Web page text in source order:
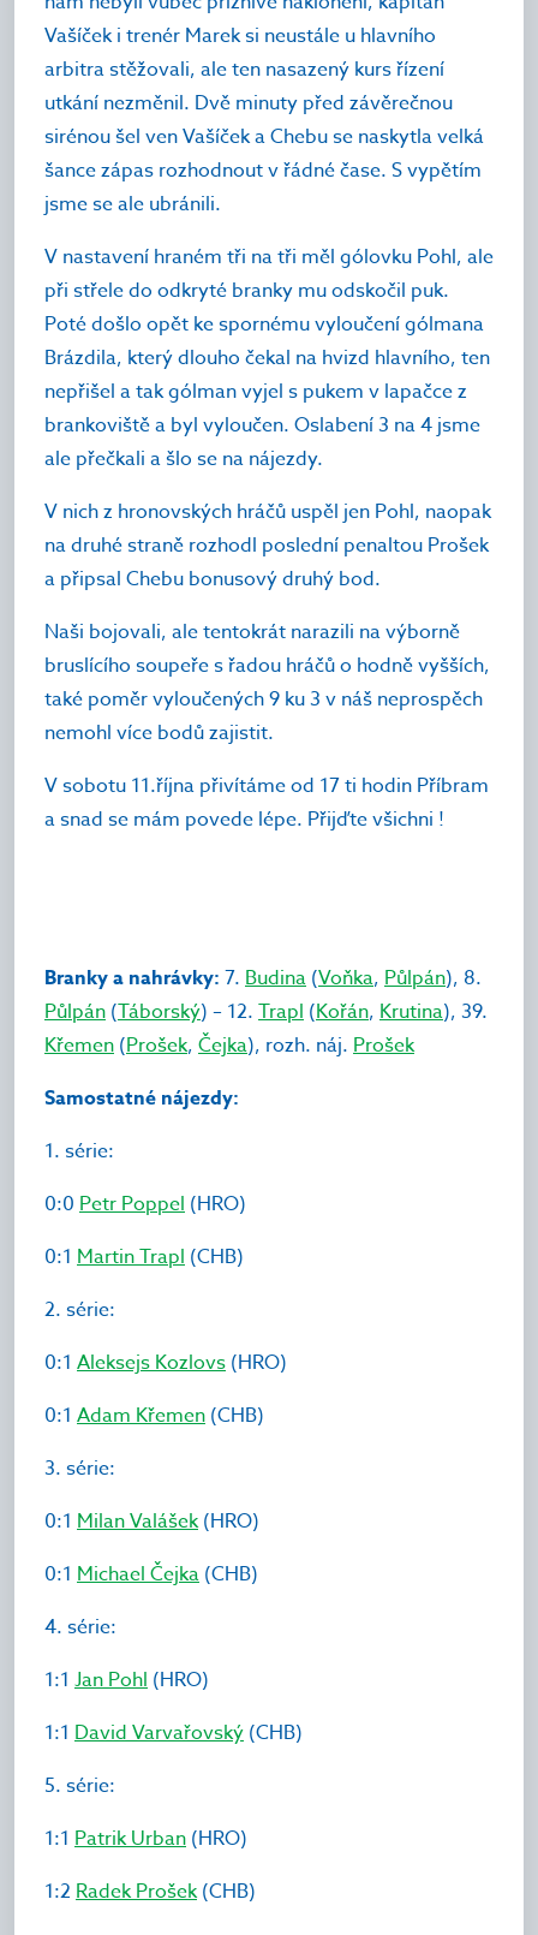
Vašíček i trenér Marek si neustále u hlavního
arbitra stěžovali, ale ten nasazený kurs řízení
utkání nezměnil. Dvě minuty před závěrečnou
sirénou šel ven Vašíček a Chebu se naskytla velká
šance zápas rozhodnout v řádné čase. S vypětím
jsme se ale ubránili.
V nastavení hraném tři na tři měl gólovku Pohl, ale
při střele do odkryté branky mu odskočil puk.
Poté došlo opět ke spornému vyloučení gólmana
Brázdila, který dlouho čekal na hvizd hlavního, ten
nepřišel a tak gólman vyjel s pukem v lapačce z
brankoviště a byl vyloučen. Oslabení 3 na 4 jsme
ale přečkali a šlo se na nájezdy.
V nich z hronovských hráčů uspěl jen Pohl, naopak
na druhé straně rozhodl poslední penaltou Prošek
a připsal Chebu bonusový druhý bod.
Naši bojovali, ale tentokrát narazili na výborně
bruslícího soupeře s řadou hráčů o hodně vyšších,
také poměr vyloučených 9 ku 3 v náš neprospěch
nemohl více bodů zajistit.
V sobotu 11.října přivítáme od 17 ti hodin Příbram
a snad se mám povede lépe. Přijďte všichni !
Branky a nahrávky: 7. Budina (Voňka, Půlpán), 8.
Půlpán (Táborský) – 12. Trapl (Kořán, Krutina), 39.
Křemen (Prošek, Čejka), rozh. náj. Prošek
Samostatné nájezdy:
1. série:
0:0 Petr Poppel (HRO)
0:1 Martin Trapl (CHB)
2. série:
0:1 Aleksejs Kozlovs (HRO)
0:1 Adam Křemen (CHB)
3. série:
0:1 Milan Valášek(HRO)
0:1 Michael Čejka (CHB)
4. série:
1:1 Jan Pohl (HRO)
1:1 David Varvařovský (CHB)
5. série:
1:1 Patrik Urban (HRO)
1:2 Radek Prošek(CHB)